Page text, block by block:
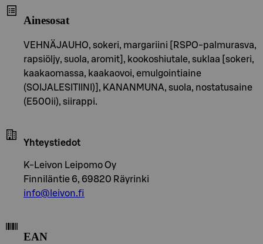
Ainesosat
VEHNÄJAUHO, sokeri, margariini [RSPO-palmurasva,
rapsiöljy, suola, aromit], kookoshiutale, suklaa [sokeri,
kaakaomassa, kaakaovoi, emulgointiaine
(SOIJALESITIINI)], KANANMUNA, suola, nostatusaine
(E500ii), siirappi.
Yhteystiedot
K-Leivon Leipomo Oy
Finniläntie 6, 69820 Räyrinki
info@leivon.fi
EAN